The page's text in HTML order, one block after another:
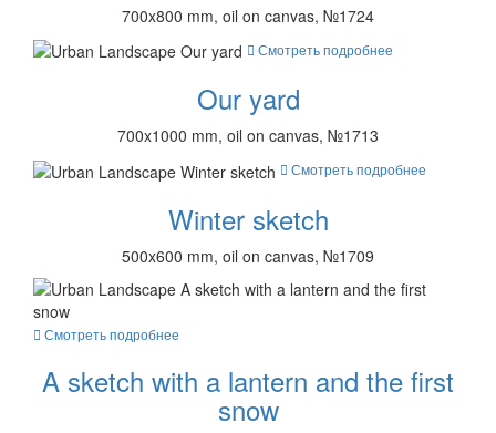
700x800 mm, oil on canvas, №1724
Смотреть подробнее
Our yard
700x1000 mm, oil on canvas, №1713
Смотреть подробнее
Winter sketch
500x600 mm, oil on canvas, №1709
Смотреть подробнее
A sketch with a lantern and the first
snow